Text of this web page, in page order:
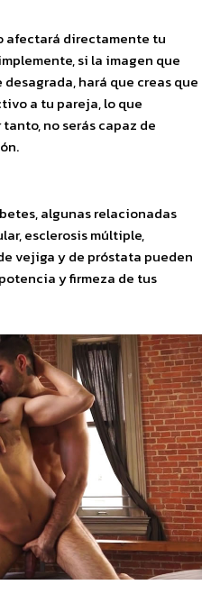
afectará directamente tu
si la imagen que
hará que creas que
a tu pareja, lo que
no serás capaz de
algunas relacionadas
esclerosis múltiple,
vejiga y de próstata pueden
y firmeza de tus